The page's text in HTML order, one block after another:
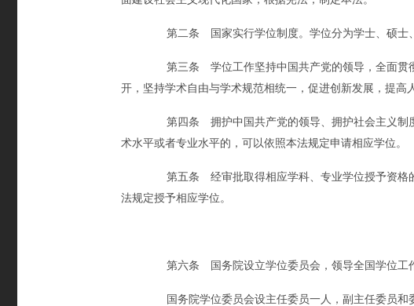
第二条 国家实行学位制度。学位分为学士、硕士、
第三条 学位工作坚持中国共产党的领导，全面贯彻
开，坚持学术自由与学术规范相统一，促进创新发展，提高
第四条 拥护中国共产党的领导、拥护社会主义制度
术水平或者专业水平的，可以依照本法规定申请相应学位。
第五条 经审批取得相应学科、专业学位授予资格的
法规定授予相应学位。
第六条 国务院设立学位委员会，领导全国学位工
国务院学位委员会设主任委员一人，副主任委员和